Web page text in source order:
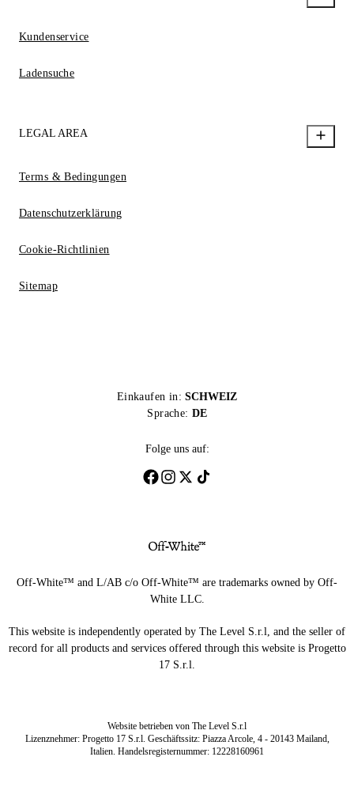
Kundenservice
Ladensuche
LEGAL AREA
Terms & Bedingungen
Datenschutzerklärung
Cookie-Richtlinien
Sitemap
Einkaufen in: SCHWEIZ
Sprache: DE
Folge uns auf:
Off-White™ and L/AB c/o Off-White™ are trademarks owned by Off-
White LLC.
This website is independently operated by The Level S.r.l, and the seller of
record for all products and services offered through this website is Progetto
17 S.r.l.
Website betrieben von The Level S.r.l
Lizenznehmer: Progetto 17 S.r.l. Geschäftssitz: Piazza Arcole, 4 - 20143 Mailand,
Italien. Handelsregisternummer: 12228160961